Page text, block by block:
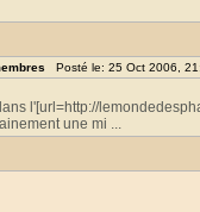
Posté le: 25 Oct 2006,
l'[url=http://
une mi ...